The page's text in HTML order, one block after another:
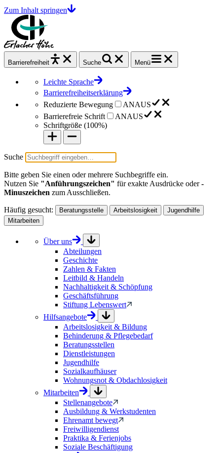
Zum Inhalt springen
Barrierefrei heit Suche Menü
Leichte Sprache
Barrierefreiheitserklärung
Reduzierte Bewegung
ANAUS
Barrierefreie Schrift
ANAUS
Schriftgröße (100%)
Suche
Bitte geben Sie einen oder mehrere Suchbegriffe ein.
Nutzen Sie "Anführungszeichen" für exakte Ausdrücke oder-
Minuszeichen zum Ausschließen.
Häufig gesucht: Beratungsstelle Arbeitslosigkeit
Jugendhilfe
Mitarbeiten
Über uns
Abteilungen
Geschichte
Zahlen & Fakten
Leitbild & Handeln
Nachhaltigkeit & Schöpfung
Geschäftsführung
Stiftung Lebenswert
Hilfsangebote
Arbeitslosigkeit & Bildung
Behinderung & Pflegebedarf
Beratungsstellen
Dienstleistungen
Jugendhilfe
Sozialkaufhäuser
Wohnungsnot & Obdachlosigkeit
Mitarbeiten
Stellenangebote
Ausbildung & Werkstudenten
Ehrenamt bewegt
Freiwilligendienst
Praktika & Ferienjobs
Soziale Beschäftigung